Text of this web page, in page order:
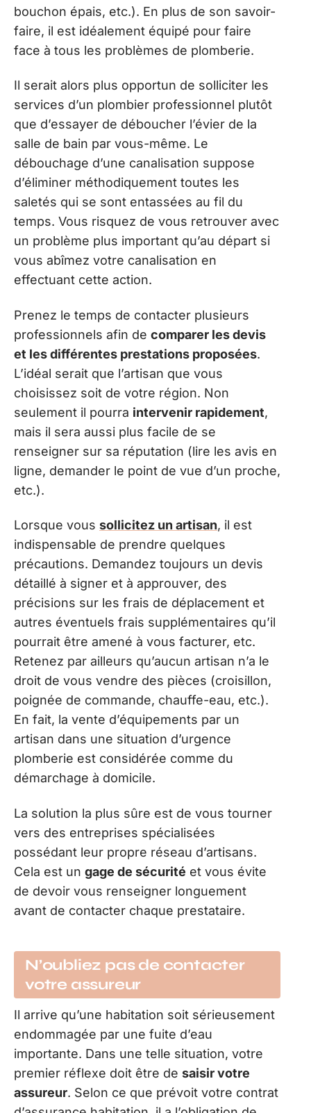
bouchon épais, etc.). En plus de son savoir-
faire, il est idéalement équipé pour faire
face à tous les problèmes de plomberie.
Il serait alors plus opportun de solliciter les
services d’un plombier professionnel plutôt
que d’essayer de déboucher l’évier de la
salle de bain par vous-même. Le
débouchage d’une canalisation suppose
d’éliminer méthodiquement toutes les
saletés qui se sont entassées au fil du
temps. Vous risquez de vous retrouver avec
un problème plus important qu’au départ si
vous abîmez votre canalisation en
effectuant cette action.
Prenez le temps de contacter plusieurs
professionnels afin de comparer les devis
et les différentes prestations proposées.
L’idéal serait que l’artisan que vous
choisissez soit de votre région. Non
seulement il pourra intervenir rapidement,
mais il sera aussi plus facile de se
renseigner sur sa réputation (lire les avis en
ligne, demander le point de vue d’un proche,
etc.).
Lorsque vous sollicitez un artisan, il est
indispensable de prendre quelques
précautions. Demandez toujours un devis
détaillé à signer et à approuver, des
précisions sur les frais de déplacement et
autres éventuels frais supplémentaires qu’il
pourrait être amené à vous facturer, etc.
Retenez par ailleurs qu’aucun artisan n’a le
droit de vous vendre des pièces (croisillon,
poignée de commande, chauffe-eau, etc.).
En fait, la vente d’équipements par un
artisan dans une situation d’urgence
plomberie est considérée comme du
démarchage à domicile.
La solution la plus sûre est de vous tourner
vers des entreprises spécialisées
possédant leur propre réseau d’artisans.
Cela est un gage de sécurité et vous évite
de devoir vous renseigner longuement
avant de contacter chaque prestataire.
N’oubliez pas de contacter
votre assureur
Il arrive qu’une habitation soit sérieusement
endommagée par une fuite d’eau
importante. Dans une telle situation, votre
premier réflexe doit être de saisir votre
assureur. Selon ce que prévoit votre contrat